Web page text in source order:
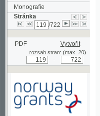
Stránka
/722
PDF Vytvořit
rozsah stran: (max. 20)
Podpořeno grantem z Norska
prostřednictvím Norského